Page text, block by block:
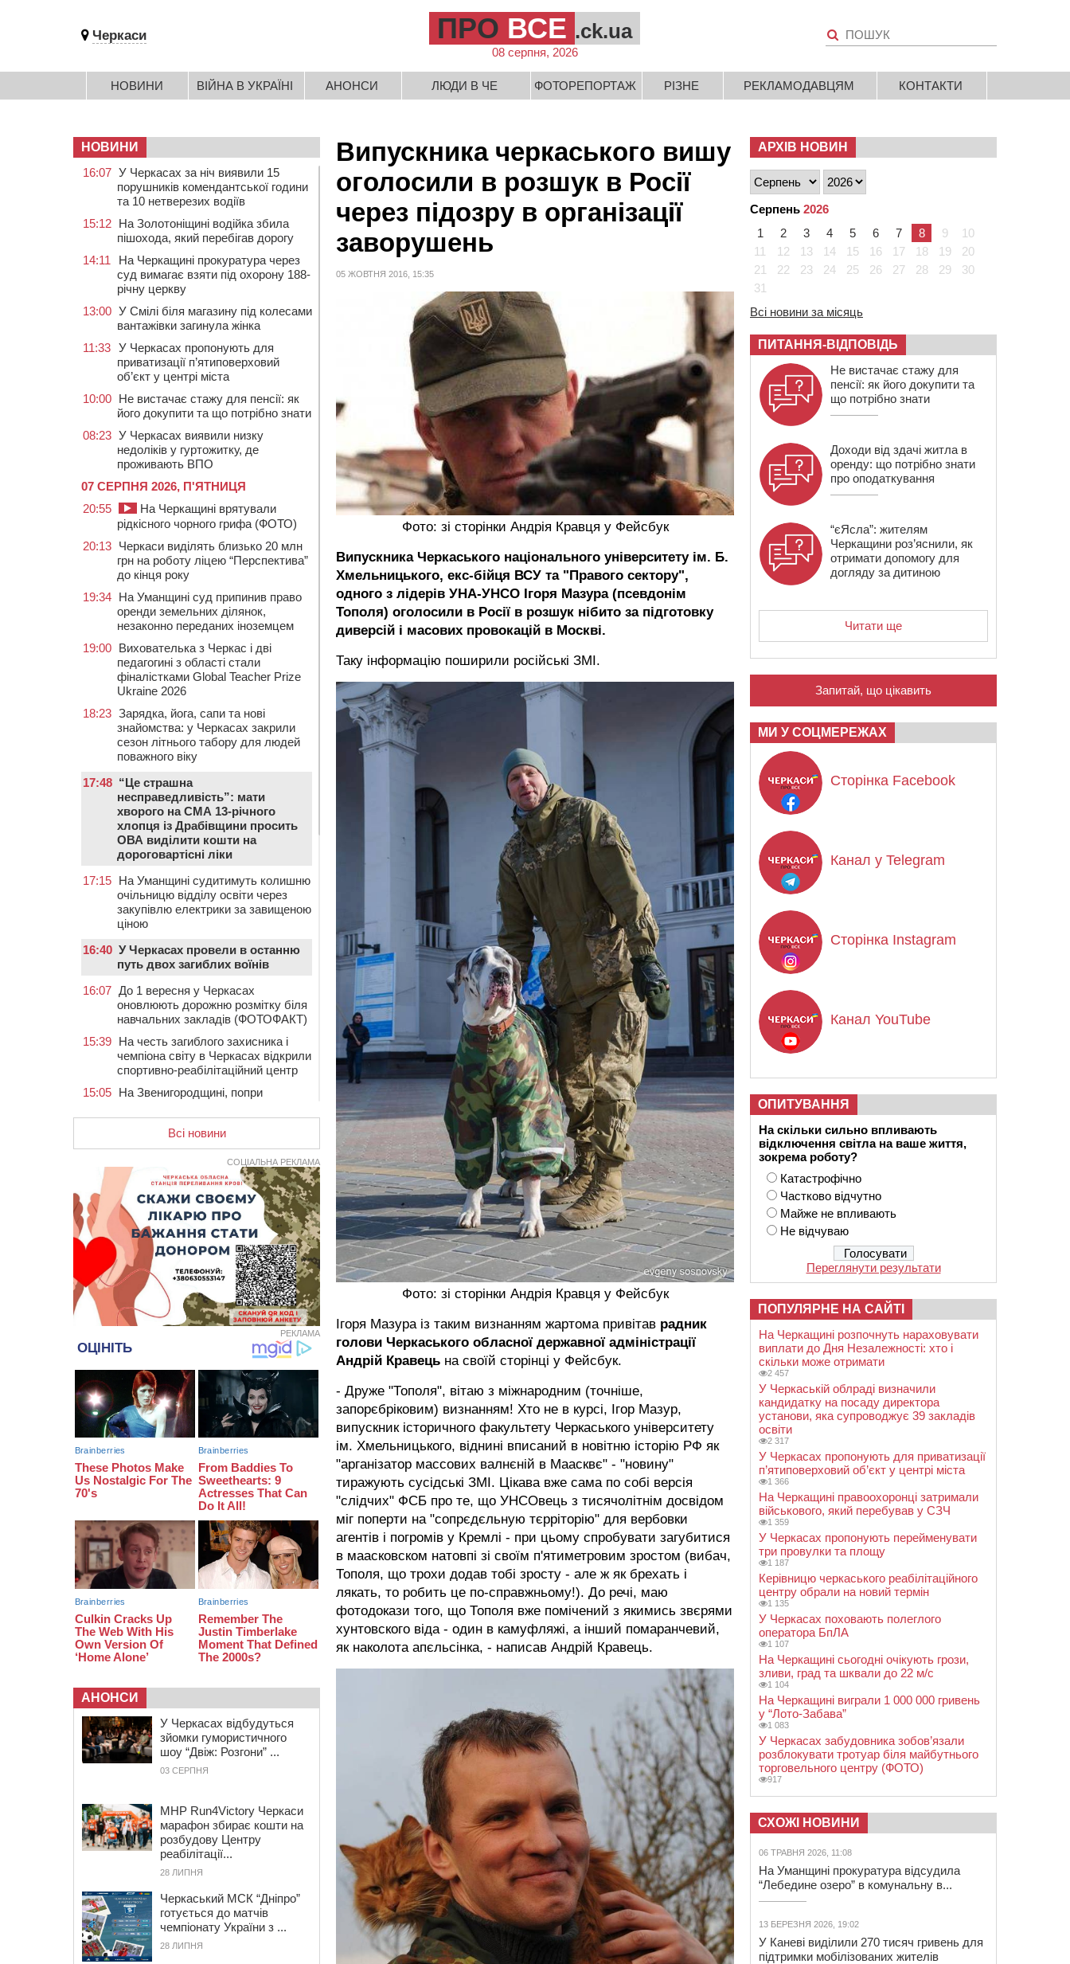
Черкаси ПРО ВСЕ .ck.ua
08 серпня, 2026
НОВИНИ ВІЙНА В УКРАЇНІ АНОНСИ ЛЮДИ В ЧЕ ФОТОРЕПОРТАЖ РІЗНЕ РЕКЛАМОДАВЦЯМ КОНТАКТИ
Випускника черкаського вишу
оголосили в розшук в Росії
через підозру в організації
заворушень
05 ЖОВТНЯ 2016, 15:35
Фото: зі сторінки Андрія Кравця у Фейсбук
Випускника Черкаського національного університету ім. Б.
Хмельницького, екс-бійця ВСУ та "Правого сектору",
одного з лідерів УНА-УНСО Ігоря Мазура (псевдонім
Тополя) оголосили в Росії в розшук нібито за підготовку
диверсій і масових провокацій в Москві.
Таку інформацію поширили російські ЗМІ.
Фото: зі сторінки Андрія Кравця у Фейсбук
Ігоря Мазура із таким визнанням жартома привітав радник
голови Черкаського обласної державної адміністрації
Андрій Кравець на своїй сторінці у Фейсбук.
- Друже "Тополя", вітаю з міжнародним (точніше,
запорєбріковим) визнанням! Хто не в курсі, Ігор Мазур,
випускник історичного факультету Черкаського університету
ім. Хмельницького, віднині вписаний в новітню історію РФ як
"арганізатор массових валнєній в Маасквє" - "новину"
тиражують сусідські ЗМІ. Цікава вже сама по собі версія
"слідчих" ФСБ про те, що УНСОвець з тисячолітнім досвідом
міг поперти на "сопрєдєльную тєрріторію" для вербовки
агентів і погромів у Кремлі - при цьому спробувати загубитися
в маасковском натовпі зі своїм п'ятиметровим зростом (вибач,
Тополя, що трохи додав тобі зросту - але ж як брехать і
лякать, то робить це по-справжньому!). До речі, маю
фотодокази того, що Тополя вже помічений з якимись звєрями
хунтовского віда - один в камуфляжі, а інший помаранчевий,
як наколота апєльсінка, - написав Андрій Кравець.
НОВИНИ
16:07 У Черкасах за ніч виявили 15
порушників комендантської години
та 10 нетверезих водіїв
15:12 На Золотоніщині водійка збила
пішохода, який перебігав дорогу
14:11
На Черкащині прокуратура через
суд вимагає взяти під охорону 188-
річну церкву
13:00 У Смілі біля магазину під колесами
вантажівки загинула жінка
11:33 У Черкасах пропонують для
приватизації п’ятиповерховий
об’єкт у центрі міста
10:00 Не вистачає стажу для пенсії: як
його докупити та що потрібно знати
08:23 У Черкасах виявили низку
недоліків у гуртожитку, де
проживають ВПО
07 СЕРПНЯ 2026, П'ЯТНИЦЯ
20:55
На Черкащині врятували
рідкісного чорного грифа (ФОТО)
20:13 Черкаси виділять близько 20 млн
грн на роботу ліцею “Перспектива”
до кінця року
19:34 На Уманщині суд припинив право
оренди земельних ділянок,
незаконно переданих іноземцем
19:00 Вихователька з Черкас і дві
педагогині з області стали
фіналістками Global Teacher Prize
Ukraine 2026
18:23 Зарядка, йога, сапи та нові
знайомства: у Черкасах закрили
сезон літнього табору для людей
поважного віку
17:48 “Це страшна
несправедливість”: мати
хворого на СМА 13-річного
хлопця із Драбівщини просить
ОВА виділити кошти на
дороговартісні ліки
17:15 На Уманщині судитимуть колишню
очільницю відділу освіти через
закупівлю електрики за завищеною
ціною
16:40 У Черкасах провели в останню
путь двох загиблих воїнів
16:07 До 1 вересня у Черкасах
оновлюють дорожню розмітку біля
навчальних закладів (ФОТОФАКТ)
15:39 На честь загиблого захисника і
чемпіона світу в Черкасах відкрили
спортивно-реабілітаційний центр
15:05 На Звенигородщині, попри
“Ше.Fest”
призвела до перебоїв у роботі
електромереж та комунальних
служб
14:02
На Черкащині намолотили перший
мільйон тонн зерна нового врожаю
13:40 На Кам’янщині сталася масштабна
пожежа сміттєзвалища
13:26 На Черкащині сьогодні очікують
грози, зливи, град та шквали до 22
м/с
Внаслідок падіння вертольота
загинув 28-річний захисник зі
12:15
У центрі Черкас не поділили
дорогу водії двох ВАЗів
11:29 У Черкасах до середини серпня
вулицях
Всі новини
СОЦІАЛЬНА РЕКЛАМА
РЕКЛАМА
АНОНСИ
У Черкасах відбудуться
зйомки гумористичного
шоу “Двіж: Розгони” ...
03 СЕРПНЯ
MHP Run4Victory Черкаси
марафон збирає кошти на
розбудову Центру
реабілітації...
28 ЛИПНЯ
Черкаський МСК “Дніпро”
готується до матчів
чемпіонату України з ...
28 ЛИПНЯ
АРХІВ НОВИН
Серпень 2026
1
2 3 4 5 6 7 8 9
10
11
12 13 14 15 16 17 18 19
20
21
22 23 24 25 26 27 28 29
30
31
Всі новини за місяць
ПИТАННЯ-ВІДПОВІДЬ
Не вистачає стажу для
пенсії: як його докупити та
що потрібно знати
Доходи від здачі житла в
оренду: що потрібно знати
про оподаткування
“єЯсла”: жителям
Черкащини роз’яснили, як
отримати допомогу для
догляду за дитиною
Читати ще
Запитай, що цікавить
МИ У СОЦМЕРЕЖАХ
Сторінка Facebook
Канал у Telegram
Сторінка Instagram
Канал YouTube
ОПИТУВАННЯ
На скільки сильно впливають
відключення світла на ваше життя,
зокрема роботу?
Катастрофічно
Частково відчутно
Майже не впливають
Не відчуваю
Переглянути результати
ПОПУЛЯРНЕ НА САЙТІ
На Черкащині розпочнуть нараховувати
виплати до Дня Незалежності: хто і
скільки може отримати
2 457
У Черкаській облраді визначили
кандидатку на посаду директора
установи, яка супроводжує 39 закладів
освіти
2 317
У Черкасах пропонують для приватизації
п’ятиповерховий об’єкт у центрі міста
1 366
На Черкащині правоохоронці затримали
військового, який перебував у СЗЧ
1 359
У Черкасах пропонують перейменувати
три провулки та площу
1 187
Керівницю черкаського реабілітаційного
центру обрали на новий термін
1 135
У Черкасах поховають полеглого
оператора БпЛА
1 107
На Черкащині сьогодні очікують грози,
зливи, град та шквали до 22 м/с
1 104
На Черкащині виграли 1 000 000 гривень
у “Лото-Забава”
1 083
У Черкасах забудовника зобов’язали
розблокувати тротуар біля майбутнього
торговельного центру (ФОТО)
917
СХОЖІ НОВИНИ
06 ТРАВНЯ 2026, 11:08
На Уманщині прокуратура відсудила
“Лебедине озеро” в комунальну в...
13 БЕРЕЗНЯ 2026, 19:02
У Каневі виділили 270 тисяч гривень для
підтримки мобілізованих жителів